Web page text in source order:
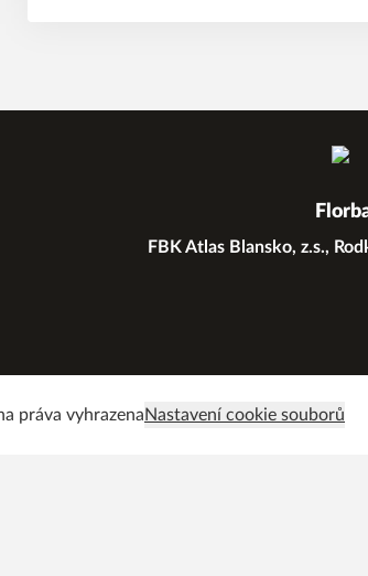
FBK Atlas Blansko, z.s.,
práva vyhrazenaNastavení cookie souborů